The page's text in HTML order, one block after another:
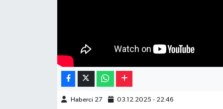
Haberci 27 03.12.2025 - 22:46